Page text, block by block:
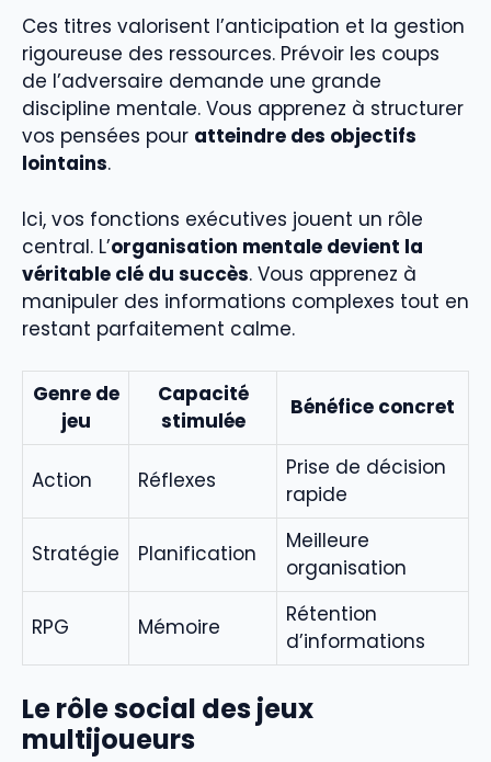
Ces titres valorisent l’anticipation et la gestion
rigoureuse des ressources. Prévoir les coups
de l’adversaire demande une grande
discipline mentale. Vous apprenez à structurer
vos pensées pour atteindre des objectifs
lointains.
Ici, vos fonctions exécutives jouent un rôle
central. L’organisation mentale devient la
véritable clé du succès. Vous apprenez à
manipuler des informations complexes tout en
restant parfaitement calme.
Genre de
jeu
Capacité
stimulée
Bénéfice concret
Action Réflexes
Prise de décision
rapide
Stratégie Planification
Meilleure
organisation
RPG Mémoire
Rétention
d’informations
Le rôle social des jeux
multijoueurs